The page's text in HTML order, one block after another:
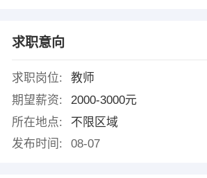
求职意向
求职岗位:
教师
期望薪资:
2000-3000元
所在地点:
不限区域
发布时间:
08-07